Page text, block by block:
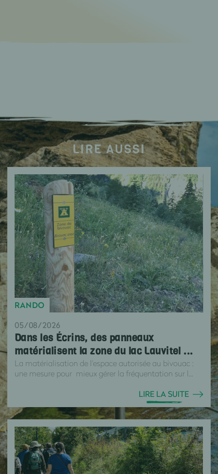
LIRE AUSSI
RANDO
05/08/2026
Dans les Écrins, des panneaux
matérialisent la zone du lac Lauvitel ...
La matérialisation de l'espace autorisée au bivouac :
une mesure pour mieux gérer la fréquentation sur l...
LIRE LA SUITE